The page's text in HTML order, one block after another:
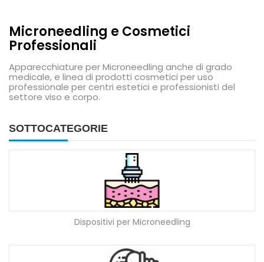
Microneedling e Cosmetici
Professionali
Apparecchiature per Microneedling anche di grado
medicale, e linea di prodotti cosmetici per uso
professionale per centri estetici e professionisti del
settore viso e corpo.
SOTTOCATEGORIE
Dispositivi per Microneedling